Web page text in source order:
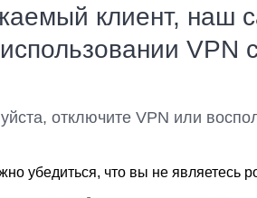
клиент, наш
VPN
отключите VPN или
убедиться, что вы не являетесь